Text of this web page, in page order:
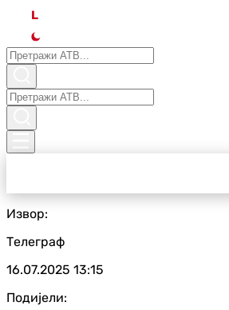
L
Извор:
Телеграф
16.07.2025 13:15
Подијели: